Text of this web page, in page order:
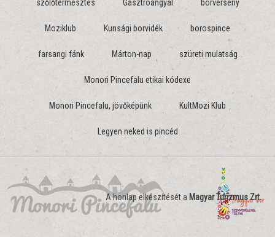
szőlőtermesztés Gasztroangyal borverseny
Moziklub Kunsági borvidék borospince
farsangi fánk Márton-nap szüreti mulatság
Monori Pincefalu etikai kódexe
Monori Pincefalu, jövőképünk KultMozi Klub
Legyen neked is pincéd
A honlap elkészítését a Magyar Turizmus Zrt.